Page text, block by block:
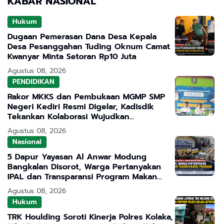
Hukum
Dugaan Pemerasan Dana Desa Kepala
Desa Pesanggahan Tuding Oknum Camat
Kwanyar Minta Setoran Rp10 Juta
Agustus 08, 2026
PENDIDIKAN
Rakor MKKS dan Pembukaan MGMP SMP
Negeri Kediri Resmi Digelar, Kadisdik
Tekankan Kolaborasi Wujudkan
Pendidikan Bermutu
Agustus 08, 2026
Nasional
5 Dapur Yayasan Al Anwar Modung
Bangkalan Disorot, Warga Pertanyakan
IPAL dan Transparansi Program Makan
Bergizi Gratis
Agustus 08, 2026
Hukum
TRK Houlding Soroti Kinerja Polres Kolaka,